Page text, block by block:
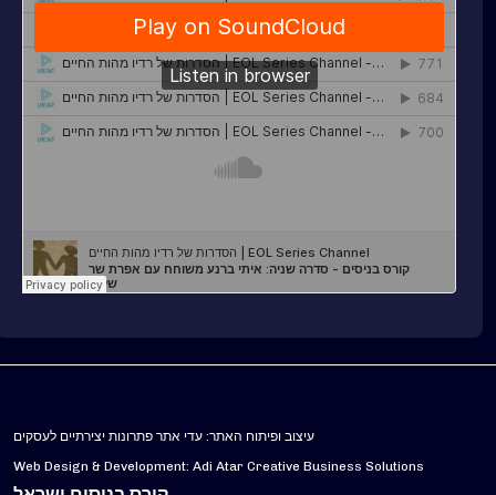
עיצוב ופיתוח האתר: עדי אתר פתרונות יצירתיים לעסקים
Web Design & Development: Adi Atar Creative Business Solutions